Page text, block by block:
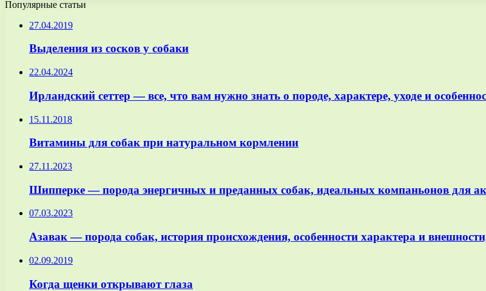
Популярные статьи
27.04.2019
Выделения из сосков у собаки
22.04.2024
Ирландский сеттер — все, что вам нужно знать о породе, характере, уходе и
15.11.2018
Витамины для собак при натуральном кормлении
27.11.2023
Шипперке — порода энергичных и преданных собак, идеальных компаньонов для
07.03.2023
Азавак — порода собак, история происхождения, особенности характера и
02.09.2019
Когда щенки открывают глаза